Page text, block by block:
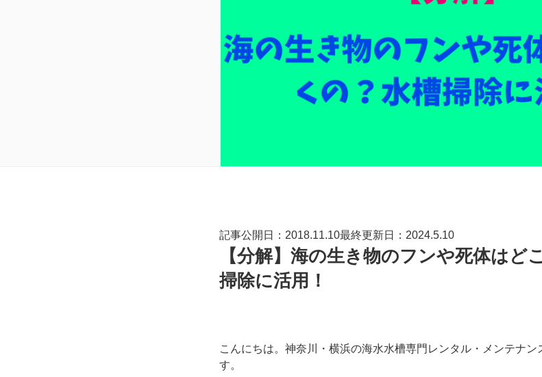
記事公開日：2018.11.10最終更新日：2024.5.10
【分解】海の生き物のフンや死体はど
掃除に活用！
こんにちは。神奈川・横浜の海水水槽専門レンタル・メンテナン
す。